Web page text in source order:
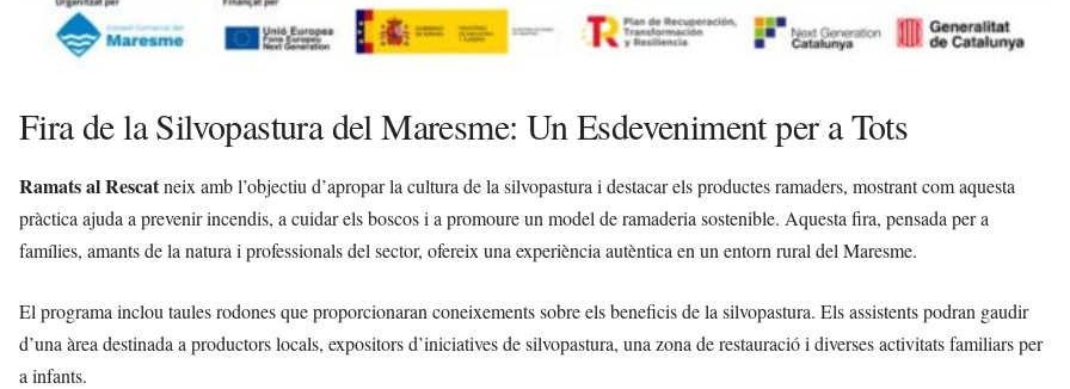
Fira de la Silvopastura del Maresme: Un Esdeveniment per a Tots
Ramats al Rescatneix amb l’objectiu d’apropar la cultura de la silvopastura i destacar els productes ramaders, mostrant com aquesta
pràctica ajuda a prevenir incendis, a cuidar els boscos i a promoure un model de ramaderia sostenible. Aquesta fira, pensada per a
famílies, amants de la natura i professionals del sector, ofereix una experiència autèntica en un entorn rural del Maresme.
El programa inclou taules rodones que proporcionaran coneixements sobre els beneficis de la silvopastura. Els assistents podran gaudir
d’una àrea destinada a productors locals, expositors d’iniciatives de silvopastura, una zona de restauració i diverses activitats familiars per
a infants.